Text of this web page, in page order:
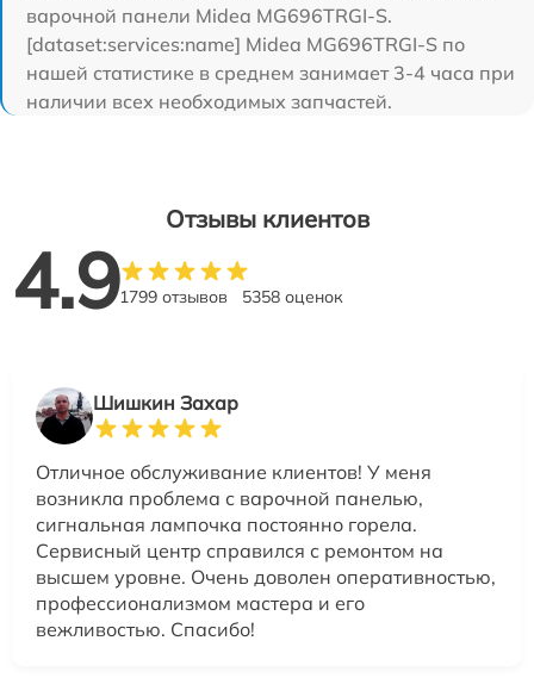
варочной панели Midea MG696TRGI-S.
[dataset:services:name] Midea MG696TRGI-S по
нашей статистике в среднем занимает 3-4 часа при
наличии всех необходимых запчастей.
Отзывы клиентов
4.91799 отзывов 5358 оценок
Шишкин Захар
Отличное обслуживание клиентов! У меня
возникла проблема с варочной панелью,
сигнальная лампочка постоянно горела.
Сервисный центр справился с ремонтом на
высшем уровне. Очень доволен оперативностью,
профессионализмом мастера и его
вежливостью. Спасибо!